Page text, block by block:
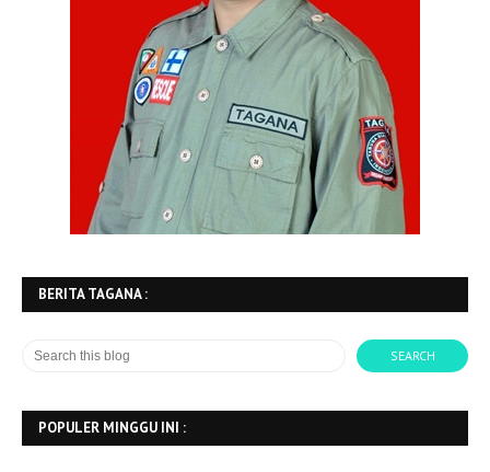
BERITA TAGANA :
POPULER MINGGU INI :